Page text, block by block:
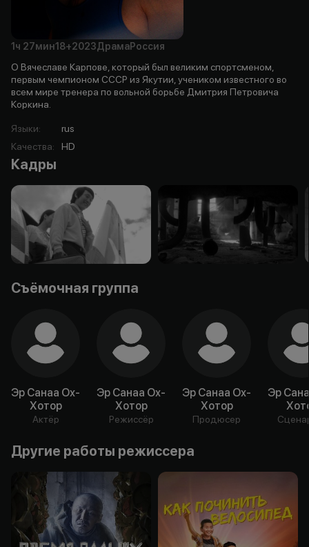
1ч 27мин18+2023ДрамаРоссия
О Вячеславе Карпове, который был великим спортсменом,
первым чемпионом СССР из Якутии, учеником известного во
всем мире тренера по вольной борьбе Дмитрия Петровича
Коркина.
Языки:
rus
Качества: HD
Кадры
Съёмочная группа
Эр Санаа Ох-
Хотор
Актёр
Эр Санаа Ох-
Хотор
Режиссёр
Эр Санаа Ох-
Хотор
Продюсер
Эр
Другие работы режиссера